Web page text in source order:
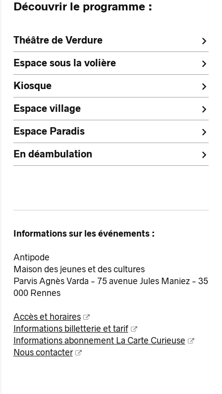
Découvrir le programme:
Théâtre de Verdure
Espace sous la volière
Kiosque
Espace village
Espace Paradis
En déambulation
Informations sur les événements :
Antipode
Maison des jeunes et des cultures
Parvis Agnès Varda - 75 avenue Jules Maniez - 35
000 Rennes
Accès et horaires
Informations billetterie et tarif
Informations abonnement La Carte Curieuse
Nous contacter